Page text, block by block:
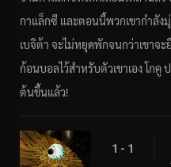
กาแล็กซี และตอนนี้พวกเขากำลัง
เบจิต้า จะไม่หยุดพักจนกว่าเขาจ
ก้อนบอลไว้สำหรับตัวเขาเอง โกคู
ต้นขึ้นแล้ว!
1 - 1